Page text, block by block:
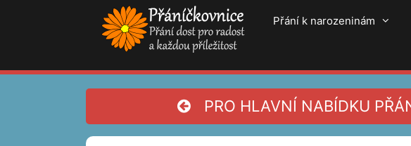
Přání k narozeninám
PRO HLAVNÍ NABÍDKU